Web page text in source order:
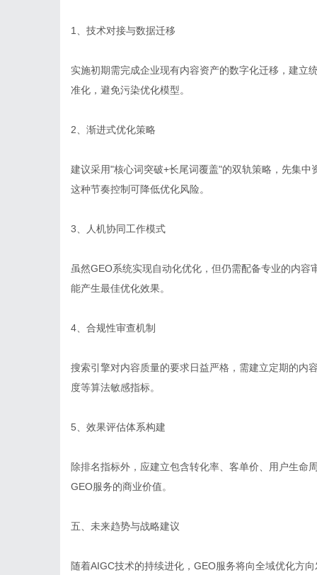
1、技术对接与数据迁移
实施初期需完成企业现有内容资产的数字化迁移，建立
准化，避免污染优化模型。
2、渐进式优化策略
建议采用"核心词突破+长尾词覆盖"的双轨策略，先集
这种节奏控制可降低优化风险。
3、人机协同工作模式
虽然GEO系统实现自动化优化，但仍需配备专业的内
能产生最佳优化效果。
4、合规性审查机制
搜索引擎对内容质量的要求日益严格，需建立定期的内
度等算法敏感指标。
5、效果评估体系构建
除排名指标外，应建立包含转化率、客单价、用户生命
GEO服务的商业价值。
五、未来趋势与战略建议
随着AIGC技术的持续进化，GEO服务将向全域优化方